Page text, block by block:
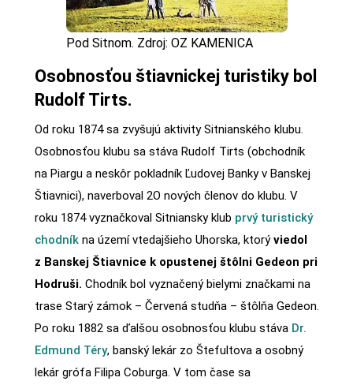
Pod Sitnom. Zdroj: OZ KAMENICA
Osobnosťou štiavnickej turistiky bol
Rudolf Tirts.
Od roku 1874 sa zvyšujú aktivity Sitnianského klubu.
Osobnosťou klubu sa stáva Rudolf Tirts (obchodník
na Piargu a neskôr pokladník Ľudovej Banky v Banskej
Štiavnici), naverboval 2O nových členov do klubu. V
roku 1874 vyznačkoval Sitniansky klub prvý turistický
chodníkna území vtedajšieho Uhorska, ktorýviedol
z Banskej Štiavnice k opustenej štôlni Gedeon pri
Hodruši. Chodník bol vyznačený bielymi značkami na
trase Starý zámok – Červená studňa – štôlňa Gedeon.
Po roku 1882 sa ďalšou osobnosťou klubu stáva Dr.
Edmund Téry, banský lekár zo Štefultova a osobný
lekár grófa Filipa Coburga. V tom čase sa